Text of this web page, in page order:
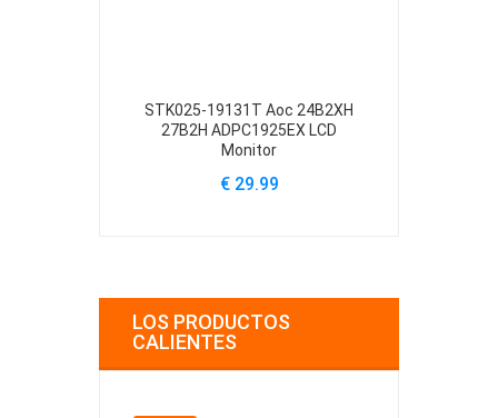
STK025-19131T Aoc 24B2XH
27B2H ADPC1925EX LCD
Monitor
€ 29.99
LOS PRODUCTOS
CALIENTES